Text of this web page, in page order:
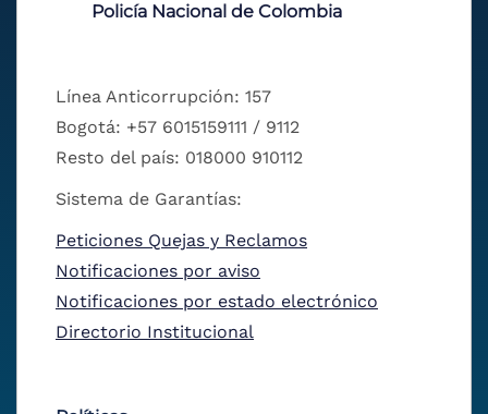
Policía Nacional de Colombia
Línea Anticorrupción: 157
Bogotá: +57 6015159111 / 9112
Resto del país: 018000 910112
Sistema de Garantías:
Peticiones Quejas y Reclamos
Notificaciones por aviso
Notificaciones por estado electrónico
Directorio Institucional